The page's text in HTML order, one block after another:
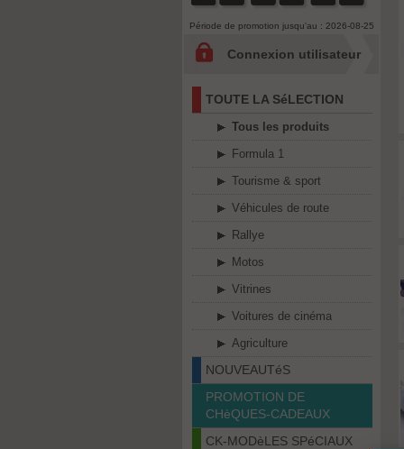
Période de promotion jusqu'au : 2026-08-25
Connexion utilisateur
TOUTE LA SéLECTION
Tous les produits
Formula 1
Tourisme & sport
Véhicules de route
Rallye
Motos
Vitrines
Voitures de cinéma
Agriculture
NOUVEAUTéS
PROMOTION DE
CHèQUES-CADEAUX
CK-MODèLES SPéCIAUX